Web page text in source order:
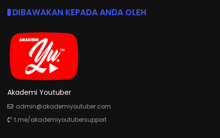
DIBAWAKAN KEPADA ANDA OLEH
Akademi Youtuber
admin@akademiyoutuber.com
t.me/akademiyoutubersupport